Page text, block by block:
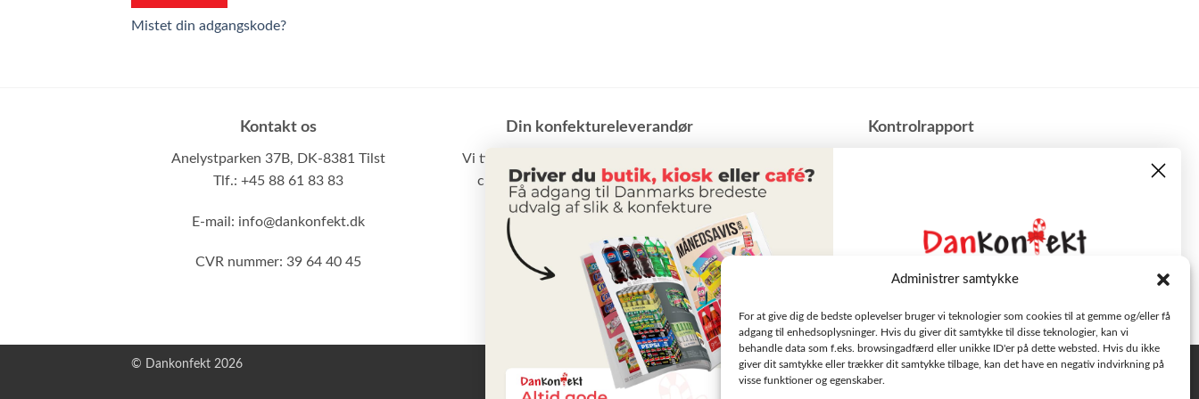
Administrer samtykke
For at give dig de bedste oplevelser bruger vi teknologier som cookies til at gemme og/eller få
adgang til enhedsoplysninger. Hvis du giver dit samtykke til disse teknologier, kan vi
behandle data som f.eks. browsingadfærd eller unikke ID'er på dette websted. Hvis du ikke
giver dit samtykke eller trækker dit samtykke tilbage, kan det have en negativ indvirkning på
visse funktioner og egenskaber.
Mistet din adgangskode?
Kontakt os
Anelystparken 37B, DK-8381 Tilst
Tlf.: +45 88 61 83 83
E-mail: info@dankonfekt.dk
CVR nummer: 39 64 40 45
Din konfektureleverandør
Vi tilbyder et stort udvalg af slik, chokolade,
chips samt vand m.m. til små som store
virksomheder
​Kontrolrapport
Privatlivspolitik
© Dankonfekt 2026
Læs tilbudsavisen
Se aktuelle tilbud